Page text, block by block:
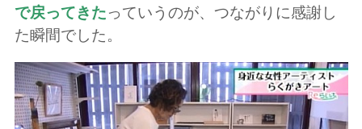
で戻ってきたっていうのが、つながりに感謝し
た瞬間でした。